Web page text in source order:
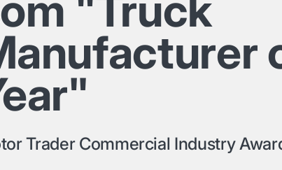
Trader Commercial Industry